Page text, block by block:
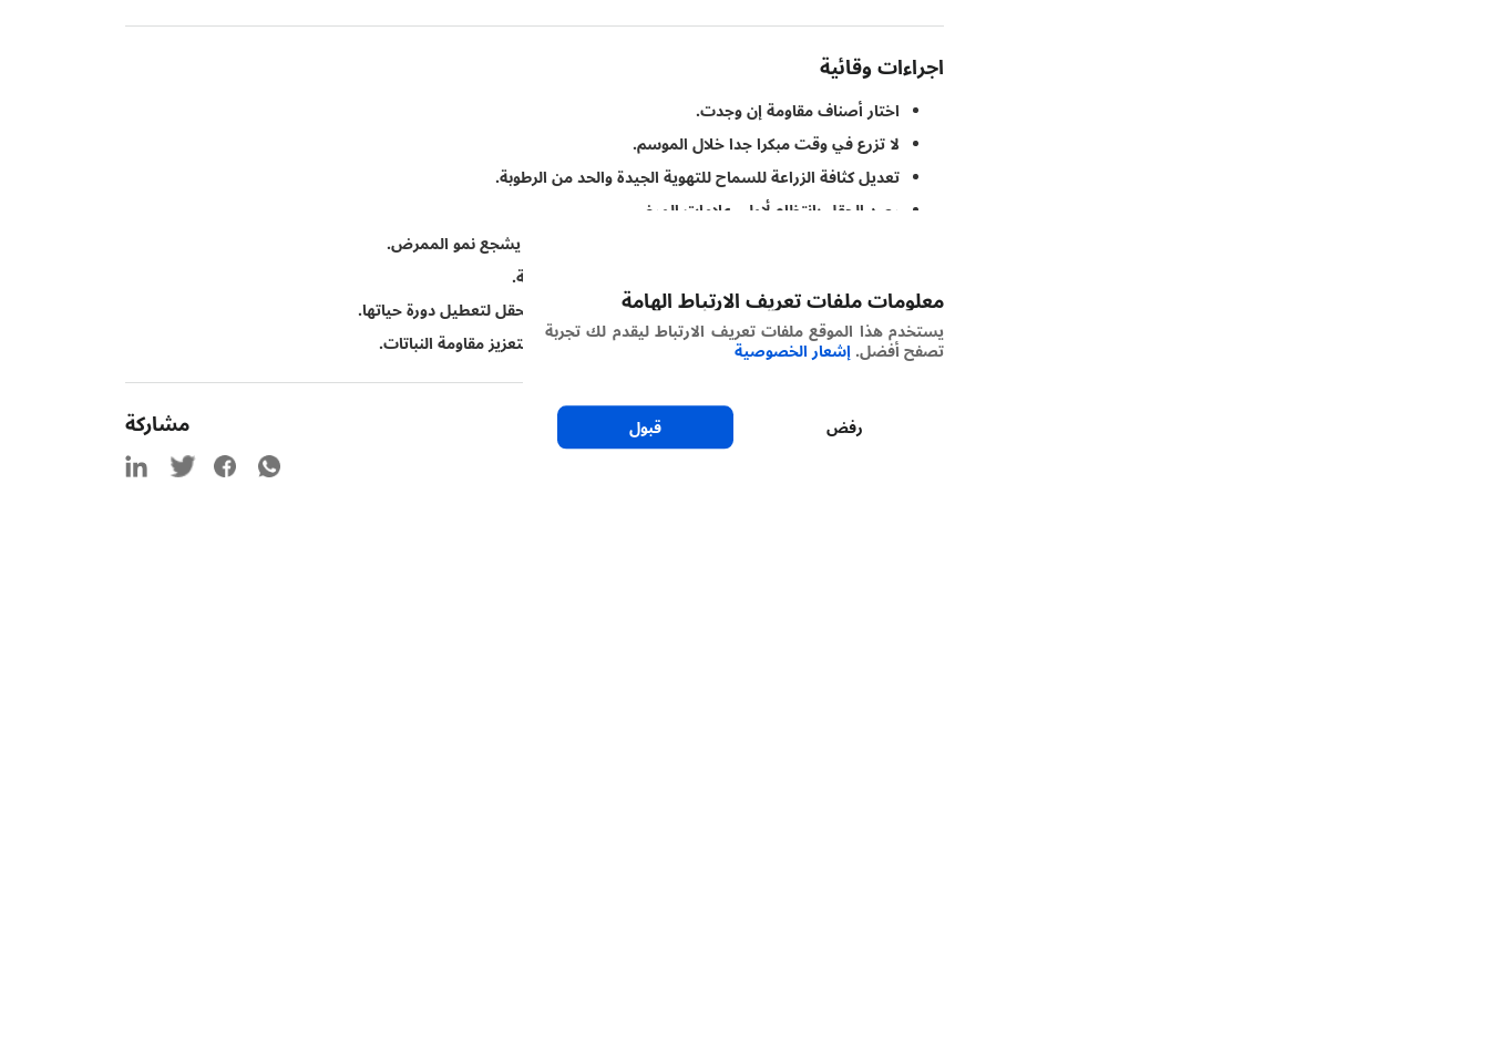
اجراءات وقائية
اختار أصناف مقاومة إن وجدت.
لا تزرع في وقت مبكرا جدا خلال الموسم.
تعديل كثافة الزراعة للسماح للتهوية الجيدة والحد من الرطوبة.
رصد الحقل بانتظام لأولى علامات المرض.
أدر بعناية التسميد بالنيتروجين، حيث أن زيادته في التربة يشجع نمو الممرض.
خطط لدورة زراعية لمحاصيل تتبادل مع النباتات غير العائلة.
القضاء على النباتات السابقة الزراعة والحشائش الضارة بالحقل لتعطيل دورة حياتها.
عضد برنامج التسميد بالسيليكون أو سيليكات الكالسيوم لتعزيز مقاومة النباتات.
مشاركة
معلومات ملفات تعريف الارتباط الهامة
يستخدم هذا الموقع ملفات تعريف الارتباط ليقدم لك تجربة
تصفح أفضل. إشعار الخصوصية
رفض قبول